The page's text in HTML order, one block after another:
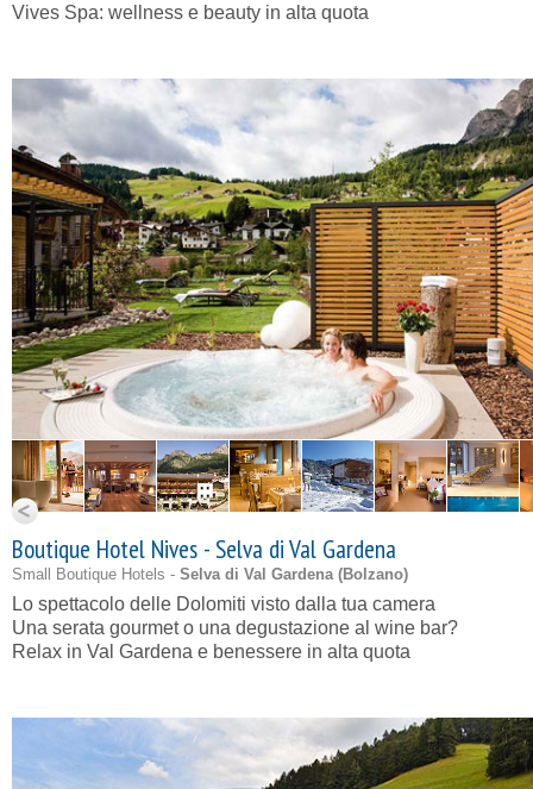
Vives Spa: wellness e beauty in alta quota
Boutique Hotel Nives - Selva di Val Gardena
Small Boutique Hotels - Selva di Val Gardena (Bolzano)
Lo spettacolo delle Dolomiti visto dalla tua camera
Una serata gourmet o una degustazione al wine bar?
Relax in Val Gardena e benessere in alta quota